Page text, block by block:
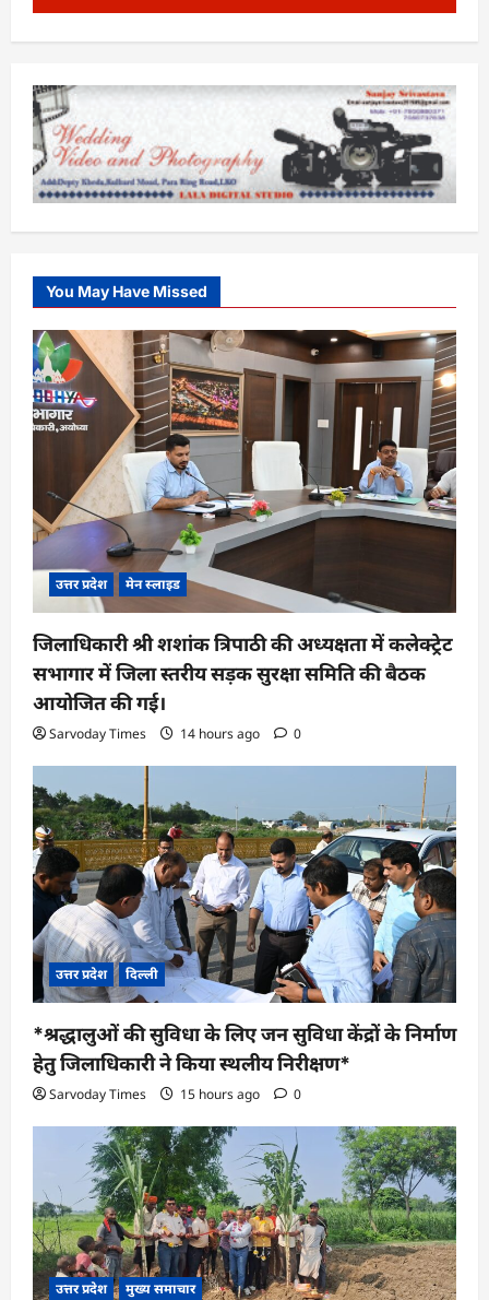
You May Have Missed
उत्तर प्रदेश मेन स्लाइड
जिलाधिकारी श्री शशांक त्रिपाठी की अध्यक्षता में कलेक्ट्रेट
सभागार में जिला स्तरीय सड़क सुरक्षा समिति की बैठक
आयोजित की गई।
Sarvoday Times 14 hours ago 0
उत्तर प्रदेश दिल्ली
*श्रद्धालुओं की सुविधा के लिए जन सुविधा केंद्रों के निर्माण
हेतु जिलाधिकारी ने किया स्थलीय निरीक्षण*
Sarvoday Times 15 hours ago 0
उत्तर प्रदेश मुख्य समाचार